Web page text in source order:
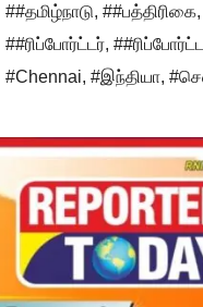
##தமிழ்நாடு, ##பத்திரிகை,
##ரிப்போர்ட்டர்,
#Chennai, #இந்தியா,